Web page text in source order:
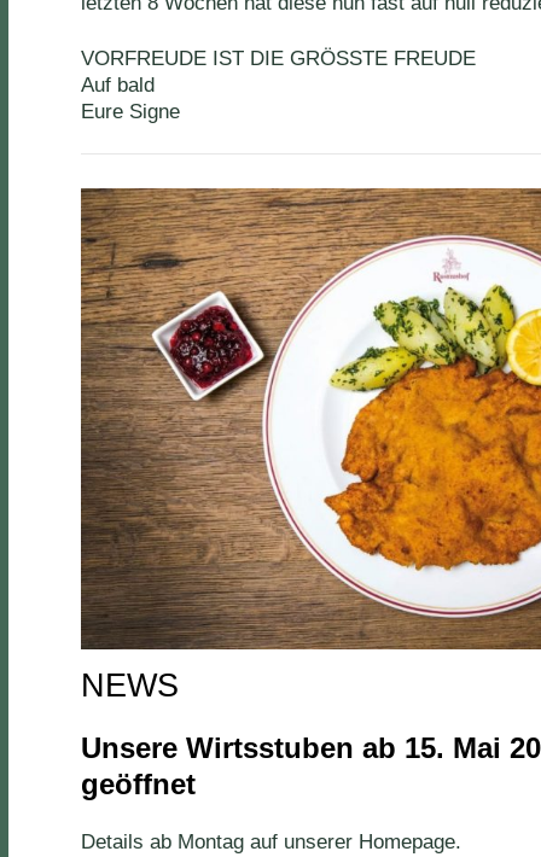
VORFREUDE IST DIE GRÖSSTE FREUDE
Auf bald
Eure Signe
NEWS
Unsere Wirtsstuben ab 15. Mai
geöffnet
Details ab Montag auf unserer Homepage.